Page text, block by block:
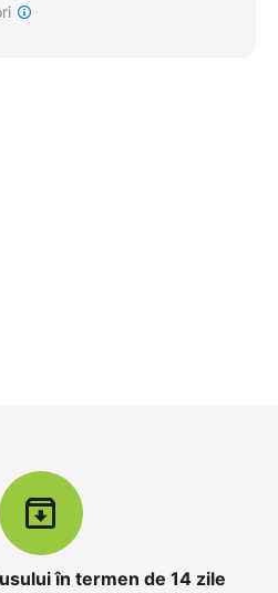
în termen de 14 zile